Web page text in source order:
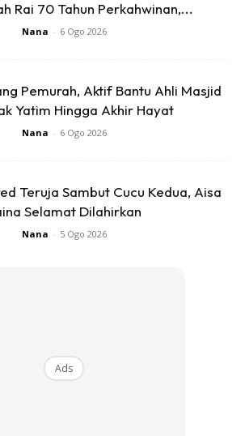
Rupanya Ini Amalan Dr Ni Buat
40an! – KELUARGA
Sel Sihat & Hasilkan DNA. Dr Rizal
Berlado Sihat – KELUARGA
menggunakan stetoskop
carotid doppler
Rai 70 Tahun Perkahwinan,...
Nana - 6 Ogo 2026
Pemurah, Aktif Bantu Ahli Masjid
Yatim Hingga Akhir Hayat
Nana - 6 Ogo 2026
Teruja Sambut Cucu Kedua, Aisa
Selamat Dilahirkan
Nana - 5 Ogo 2026
Ads